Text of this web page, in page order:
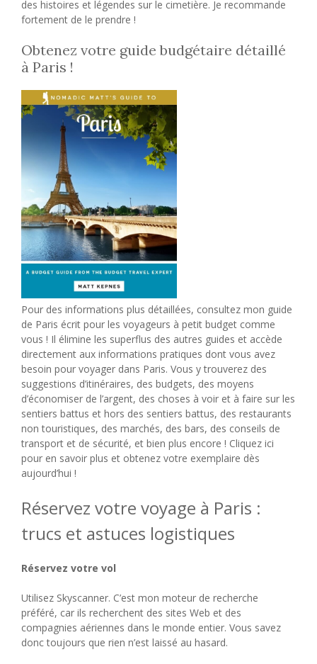
des histoires et légendes sur le cimetière. Je recommande
fortement de le prendre !
Obtenez votre guide budgétaire détaillé
à Paris !
Pour des informations plus détaillées, consultez mon guide
de Paris écrit pour les voyageurs à petit budget comme
vous ! Il élimine les superflus des autres guides et accède
directement aux informations pratiques dont vous avez
besoin pour voyager dans Paris. Vous y trouverez des
suggestions d’itinéraires, des budgets, des moyens
d’économiser de l’argent, des choses à voir et à faire sur les
sentiers battus et hors des sentiers battus, des restaurants
non touristiques, des marchés, des bars, des conseils de
transport et de sécurité, et bien plus encore ! Cliquez ici
pour en savoir plus et obtenez votre exemplaire dès
aujourd’hui !
Réservez votre voyage à Paris :
trucs et astuces logistiques
Réservez votre vol
Utilisez Skyscanner. C’est mon moteur de recherche
préféré, car ils recherchent des sites Web et des
compagnies aériennes dans le monde entier. Vous savez
donc toujours que rien n’est laissé au hasard.